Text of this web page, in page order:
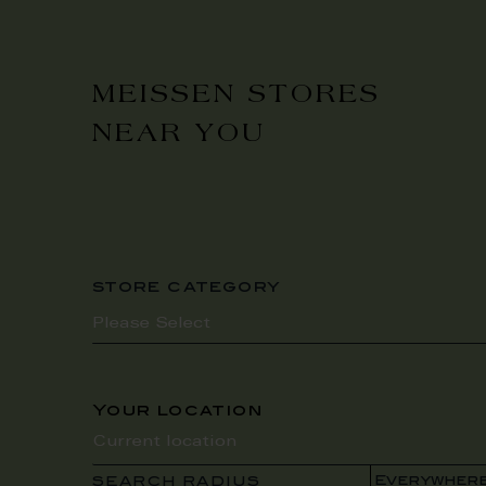
MEISSEN STORES
NEAR YOU
store category
Your location
SEARCH RADIUS